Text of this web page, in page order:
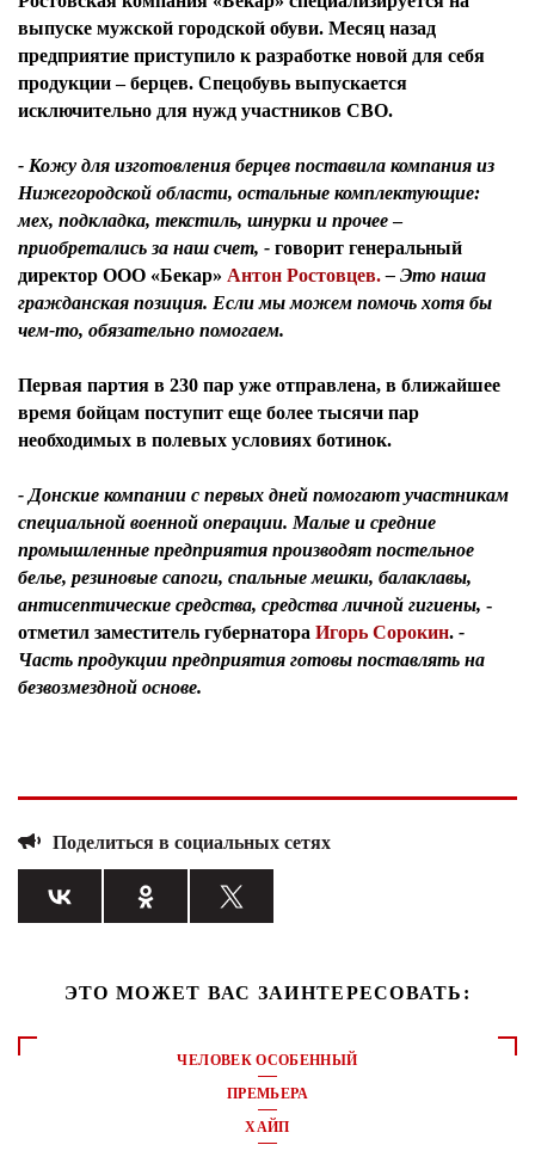
выпуске мужской городской обуви. Месяц назад
предприятие приступило к разработке новой для себя
продукции – берцев. Спецобувь выпускается
исключительно для нужд участников СВО.
- Кожу для изготовления берцев поставила компания из
Нижегородской области, остальные комплектующие:
мех, подкладка, текстиль, шнурки и прочее–
приобретались за наш счет, - говорит генеральный
директор ООО «Бекар» Антон Ростовцев. – Это наша
гражданская позиция. Если мы можем помочь хотя бы
чем-то, обязательно помогаем.
Первая партия в 230 пар уже отправлена, в ближайшее
время бойцам поступит еще более тысячи пар
необходимых в полевых условиях ботинок.
- Донские компании с первых дней помогают участникам
специальной военной операции. Малые и средние
промышленные предприятия производят постельное
белье, резиновые сапоги, спальные мешки, балаклавы,
антисептические средства, средства личной гигиены, -
отметил заместитель губернатора Игорь Сорокин. -
Часть продукции предприятия готовы поставлять на
безвозмездной основе.
Поделиться в социальных сетях
ЭТО МОЖЕТ ВАС ЗАИНТЕРЕСОВАТЬ:
ЧЕЛОВЕК ОСОБЕННЫЙ
ПРЕМЬЕРА
ХАЙП